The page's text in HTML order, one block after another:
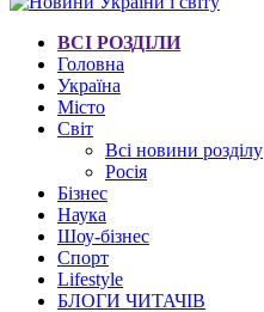
ВСІ РОЗДІЛИ
Головна
Україна
Місто
Світ
Всі новини розділу
Росія
Бізнес
Наука
Шоу-бізнес
Спорт
Lifestyle
БЛОГИ ЧИТАЧІВ